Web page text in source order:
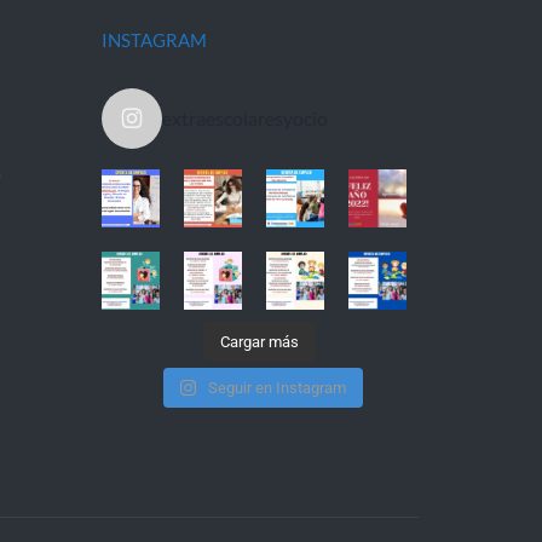
INSTAGRAM
extraescolaresyocio
Cargar más
Seguir en Instagram